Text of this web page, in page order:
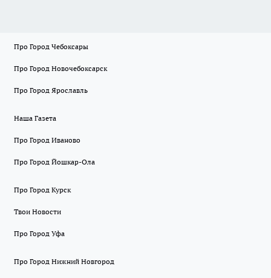
Про Город Чебоксары
Про Город Новочебоксарск
Про Город Ярославль
Наша Газета
Про Город Иваново
Про Город Йошкар-Ола
Про Город Курск
Твои Новости
Про Город Уфа
Про Город Нижний Новгород